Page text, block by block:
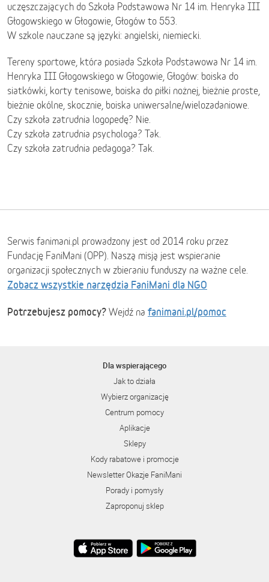
uczęszczających do Szkoła Podstawowa Nr 14 im. Henryka III
Głogowskiego w Głogowie, Głogów to 553.
W szkole nauczane są języki: angielski, niemiecki.
Tereny sportowe, która posiada Szkoła Podstawowa Nr 14 im.
Henryka III Głogowskiego w Głogowie, Głogów: boiska do
siatkówki, korty tenisowe, boiska do piłki nożnej, bieżnie proste,
bieżnie okólne, skocznie, boiska uniwersalne/wielozadaniowe.
Czy szkoła zatrudnia logopedę? Nie.
Czy szkoła zatrudnia psychologa? Tak.
Czy szkoła zatrudnia pedagoga? Tak.
Serwis fanimani.pl prowadzony jest od 2014 roku przez
Fundację FaniMani (OPP). Naszą misją jest wspieranie
organizacji społecznych w zbieraniu funduszy na ważne cele.
Zobacz wszystkie narzędzia FaniMani dla NGO
Potrzebujesz pomocy? Wejdź na fanimani.pl/pomoc
Dla wspierającego
Jak to działa
Wybierz organizację
Centrum pomocy
Aplikacje
Sklepy
Kody rabatowe i promocje
Newsletter Okazje FaniMani
Porady i pomysły
Zaproponuj sklep